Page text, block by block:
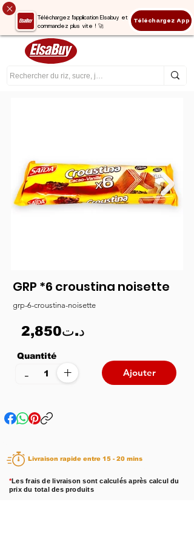
Téléchargez l'application Elsabuy et
commandez plus vite ! 🚀
Téléchargez App
GRP *6 croustina noisette
grp-6-croustina-noisette
2,850د.ت
Quantité
+
- Ajouter
Livraison rapide entre 15 - 20 mins
*Les frais de livraison sont calculés après calcul du
prix du total des produits